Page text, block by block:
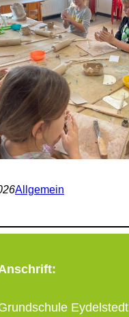
Allgemein
Eydelstedt